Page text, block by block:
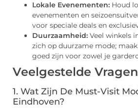
Lokale Evenementen: Houd
evenementen en
voor speciale deals en
Duurzaamheid: Veel winkels
zich op duurzame mode;
goed zijn voor zowel je
Veelgestelde Vragen
1. Wat Zijn De Must-Visit
Eindhoven?